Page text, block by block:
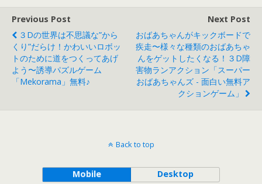
er
d
s
Previous Post
３Dの世界は不思議な”から
くり”だらけ！かわいいロボッ
トのために道をつくってあげ
よう〜誘導パズルゲーム
「Mekorama」無料♪
Next Post
おばあちゃんがキックボードで
疾走〜様々な種類のおばあちゃ
んをゲットしたくなる！３D障
害物ランアクション「スーパー
おばあちゃんズ - 面白い無料ア
クションゲーム」
Back to top
Mobile Desktop